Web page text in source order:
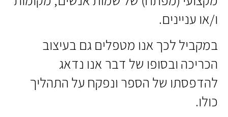
ו/או עניינים.
במקביל לכך אנו מטפלים גם בעיצוב
הכריכה ובסופו של דבר אנו נדאג
להדפסתו של הספר ונפקח על התהליך
כולו.